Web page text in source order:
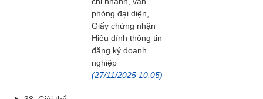
phòng đại diện,
Giấy chứng nhận
Hiệu đính thông tin
đăng ký doanh
nghiệp
(27/11/2025 10:05)